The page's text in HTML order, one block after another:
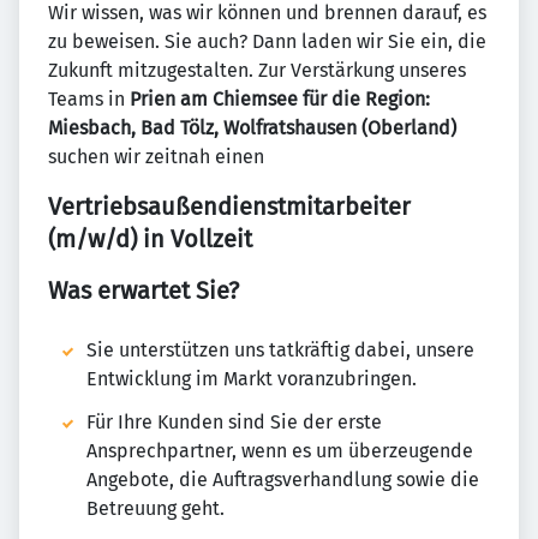
Wir wissen, was wir können und brennen darauf, es
zu beweisen. Sie auch? Dann laden wir Sie ein, die
Zukunft mitzugestalten. Zur Verstärkung unseres
Teams in Prien am Chiemsee für die Region:
Miesbach, Bad Tölz, Wolfratshausen (Oberland)
suchen wir zeitnah einen
Vertriebsaußendienstmitarbeiter
(m/w/d) in Vollzeit
Was erwartet Sie?
Sie unterstützen uns tatkräftig dabei, unsere
Entwicklung im Markt voranzubringen.
Für Ihre Kunden sind Sie der erste
Ansprechpartner, wenn es um überzeugende
Angebote, die Auftragsverhandlung sowie die
Betreuung geht.